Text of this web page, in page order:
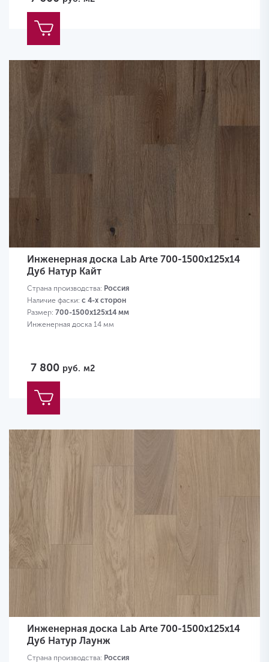
Инженерная доска Lab Arte 700-1500х125х14
Дуб Натур Кайт
Страна производства: Россия
Наличие фаски: с 4-х сторон
Размер: 700-1500х125х14 мм
Инженерная доска 14 мм
7 800 руб. м2
Инженерная доска Lab Arte 700-1500х125х14
Дуб Натур Лаунж
Страна производства: Россия